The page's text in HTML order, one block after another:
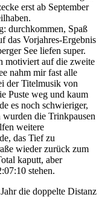
erst ab September
durchkommen, Spaß
das Vorjahres-Ergebnis
See liefen super.
motiviert auf die zweite
nahm mir fast alle
der Titelmusik von
Puste weg und kaum
es noch schwieriger,
die Trinkpausen
weitere
das Tief zu
wieder zurück zum
kaputt, aber
stehen.
die doppelte Distanz